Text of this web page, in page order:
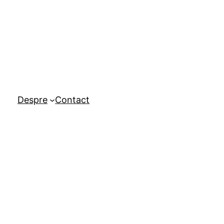
Despre Contact